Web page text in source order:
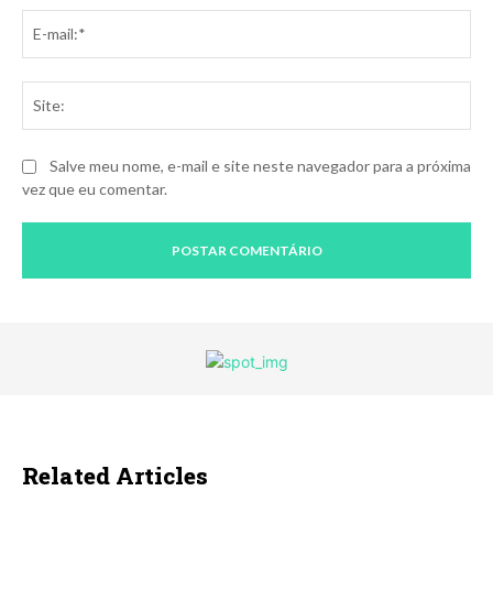
Salve meu nome, e-mail e site neste navegador para a próxima
vez que eu comentar.
Related Articles